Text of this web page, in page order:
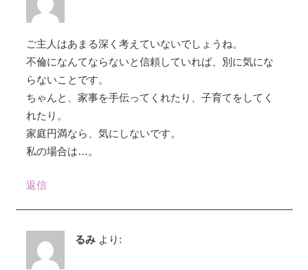
ご主人はあまる深く考えていないでしょうね。
不倫になんてならないと信頼していれば、別に気にな
らないことです。
ちゃんと、家事を手伝ってくれたり、子育てをしてく
れたり。
家庭円満なら、気にしないです。
私の場合は…。
返信
るみ より: